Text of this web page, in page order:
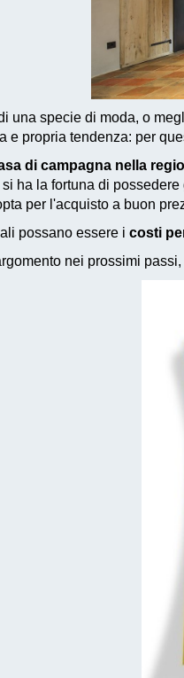
una specie di moda, o
e propria tendenza: per
di campagna nella
ha la fortuna di possedere
per l'acquisto a buon
possano essere i costi
nei prossimi